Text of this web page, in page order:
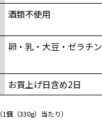
酒類不使用
卵・乳・大豆・ゼラチン
お買上げ日含め2日
（1個（330g）当たり）